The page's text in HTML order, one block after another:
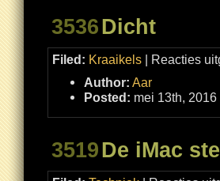
3536Dicht
Filed: Kraaikels | Reacties
Author: Aar
Posted: mei 13th, 2016
3519De iMac